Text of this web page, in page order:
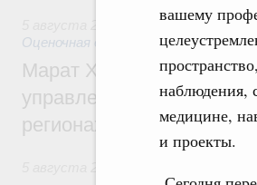
вашему
наблюдения,
медицине,
и проекты.
Земельные
Оценочная деятельность
Марат Хуснуллин: По
управление «ДОМ.РФ»
регионах